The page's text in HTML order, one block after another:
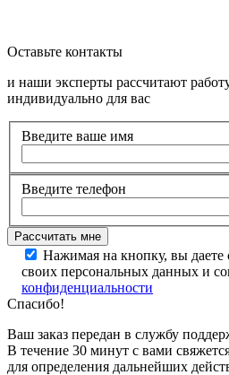
Оставьте контакты
и наши эксперты рассчитают
индивидуально для вас
Введите ваше имя
Введите телефон
Нажимая на кнопку, вы даете
своих персональных данных и
конфиденциальности
Спасибо!
Ваш заказ передан в службу
В течение 30 минут с вами
для определения дальнейших